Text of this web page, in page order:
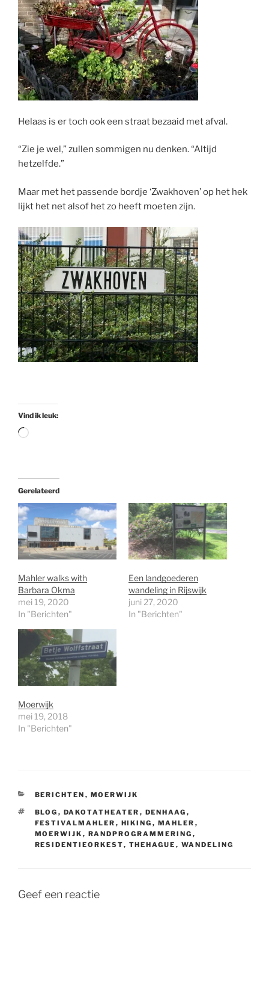
Helaas is er toch ook een straat bezaaid met afval.
“Zie je wel,” zullen sommigen nu denken. “Altijd
hetzelfde.”
Maar met het passende bordje ‘Zwakhoven’ op het hek
lijkt het net alsof het zo heeft moeten zijn.
Vind ik leuk:
Aan
Gerelateerd
Mahler walks with
Barbara Okma
mei 19, 2020
In "Berichten"
Een landgoederen
wandeling in Rijswijk
juni 27, 2020
In "Berichten"
Moerwijk
mei 19, 2018
In "Berichten"
CATEGORIEËN
BERICHTEN , MOERWIJK
TAGS
BLOG , DAKOTATHEATER , DENHAAG ,
FESTIVALMAHLER , HIKING , MAHLER ,
MOERWIJK , RANDPROGRAMMERING ,
RESIDENTIEORKEST, THEHAGUE , WANDELING
Geef een reactie